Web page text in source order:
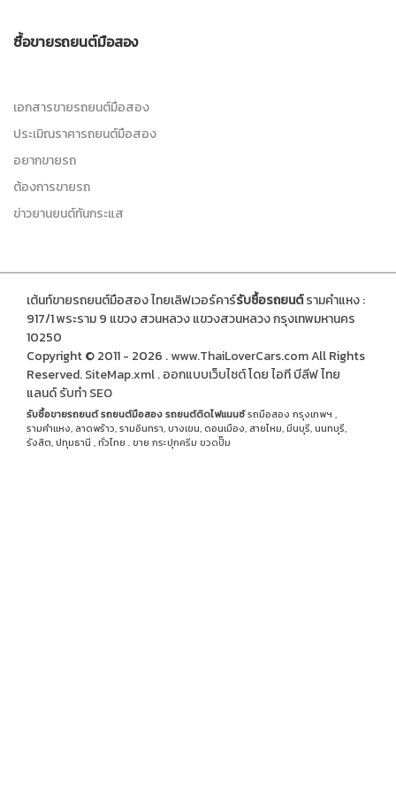
ซื้อขายรถยนต์มือสอง
เอกสารขายรถยนต์มือสอง
ประเมิณราคารถยนต์มือสอง
อยากขายรถ
ต้องการขายรถ
ข่าวยานยนต์ทันกระแส
เต้นท์ขายรถยนต์มือสอง ไทยเลิฟเวอร์คาร์รับซื้อรถยนต์รามคำแหง :
917/1 พระราม 9 แขวง สวนหลวง แขวงสวนหลวง กรุงเทพมหานคร
10250
Copyright © 2011 - 2026 .www.ThaiLoverCars.comAll Rights
Reserved.SiteMap.xml.ออกแบบเว็บไซต์โดย ไอที บีลีฟ ไทย
แลนด์รับทำ SEO
รับซื้อขายรถยนต์รถยนต์มือสองรถยนต์ติดไฟแนนซ์รถมือสอง กรุงเทพฯ ,
รามคำแหง, ลาดพร้าว, รามอินทรา, บางเขน, ดอนเมือง, สายไหม, มีนบุรี, นนทบุรี,
รังสิต, ปทุมธานี , ทั่วไทย . ขาย กระปุกครีม ขวดปั๊ม